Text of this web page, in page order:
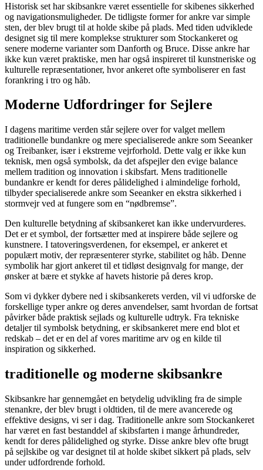
Historisk set har skibsankre været essentielle for skibenes sikkerhed
og navigationsmuligheder. De tidligste former for ankre var simple
sten, der blev brugt til at holde skibe på plads. Med tiden udviklede
designet sig til mere komplekse strukturer som Stockankeret og
senere moderne varianter som Danforth og Bruce. Disse ankre har
ikke kun været praktiske, men har også inspireret til kunstneriske og
kulturelle repræsentationer, hvor ankeret ofte symboliserer en fast
forankring i tro og håb.
Moderne Udfordringer for Sejlere
I dagens maritime verden står sejlere over for valget mellem
traditionelle bundankre og mere specialiserede ankre som Seeanker
og Treibanker, især i ekstreme vejrforhold. Dette valg er ikke kun
teknisk, men også symbolsk, da det afspejler den evige balance
mellem tradition og innovation i skibsfart. Mens traditionelle
bundankre er kendt for deres pålidelighed i almindelige forhold,
tilbyder specialiserede ankre som Seeanker en ekstra sikkerhed i
stormvejr ved at fungere som en “nødbremse”.
Den kulturelle betydning af skibsankeret kan ikke undervurderes.
Det er et symbol, der fortsætter med at inspirere både sejlere og
kunstnere. I tatoveringsverdenen, for eksempel, er ankeret et
populært motiv, der repræsenterer styrke, stabilitet og håb. Denne
symbolik har gjort ankeret til et tidløst designvalg for mange, der
ønsker at bære et stykke af havets historie på deres krop.
Som vi dykker dybere ned i skibsankerets verden, vil vi udforske de
forskellige typer ankre og deres anvendelser, samt hvordan de fortsat
påvirker både praktisk sejlads og kulturelle udtryk. Fra tekniske
detaljer til symbolsk betydning, er skibsankeret mere end blot et
redskab – det er en del af vores maritime arv og en kilde til
inspiration og sikkerhed.
traditionelle og moderne skibsankre
Skibsankre har gennemgået en betydelig udvikling fra de simple
stenankre, der blev brugt i oldtiden, til de mere avancerede og
effektive designs, vi ser i dag. Traditionelle ankre som Stockankeret
har været en fast bestanddel af skibsfarten i mange århundreder,
kendt for deres pålidelighed og styrke. Disse ankre blev ofte brugt
på sejlskibe og var designet til at holde skibet sikkert på plads, selv
under udfordrende forhold.